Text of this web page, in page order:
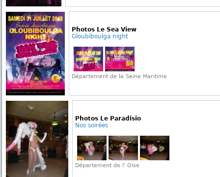
Photos Le Sea View
Gloubiboulga night
Département de la Seine Maritime
Photos Le Paradisio
Nos soirées
Département de l' Oise